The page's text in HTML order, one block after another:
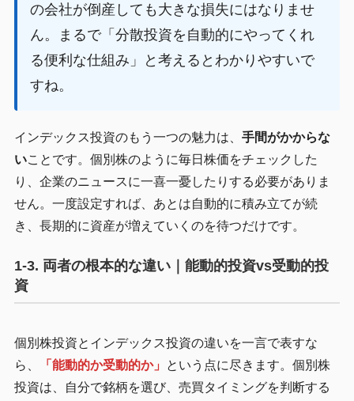
の会社が倒産しても大きな損失にはなりませ
ん。まるで「分散投資を自動的にやってくれ
る便利な仕組み」と考えるとわかりやすいで
すね。
インデックス投資のもう一つの魅力は、 手間がかからな
いことです。個別株のように毎日株価をチェックした
り、企業のニュースに一喜一憂したりする必要がありま
せん。一度設定すれば、あとは自動的に積み立てが続
き、長期的に資産が増えていくのを待つだけです。
1-3. 両者の根本的な違い｜能動的投資vs受動的投
資
個別株投資とインデックス投資の違いを一言で表すな
ら、
「能動的か受動的か」
という点に尽きます。個別株
投資は、自分で銘柄を選び、売買タイミングを判断する